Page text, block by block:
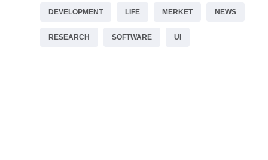
DEVELOPMENT LIFE MERKET NEWS
RESEARCH SOFTWARE UI